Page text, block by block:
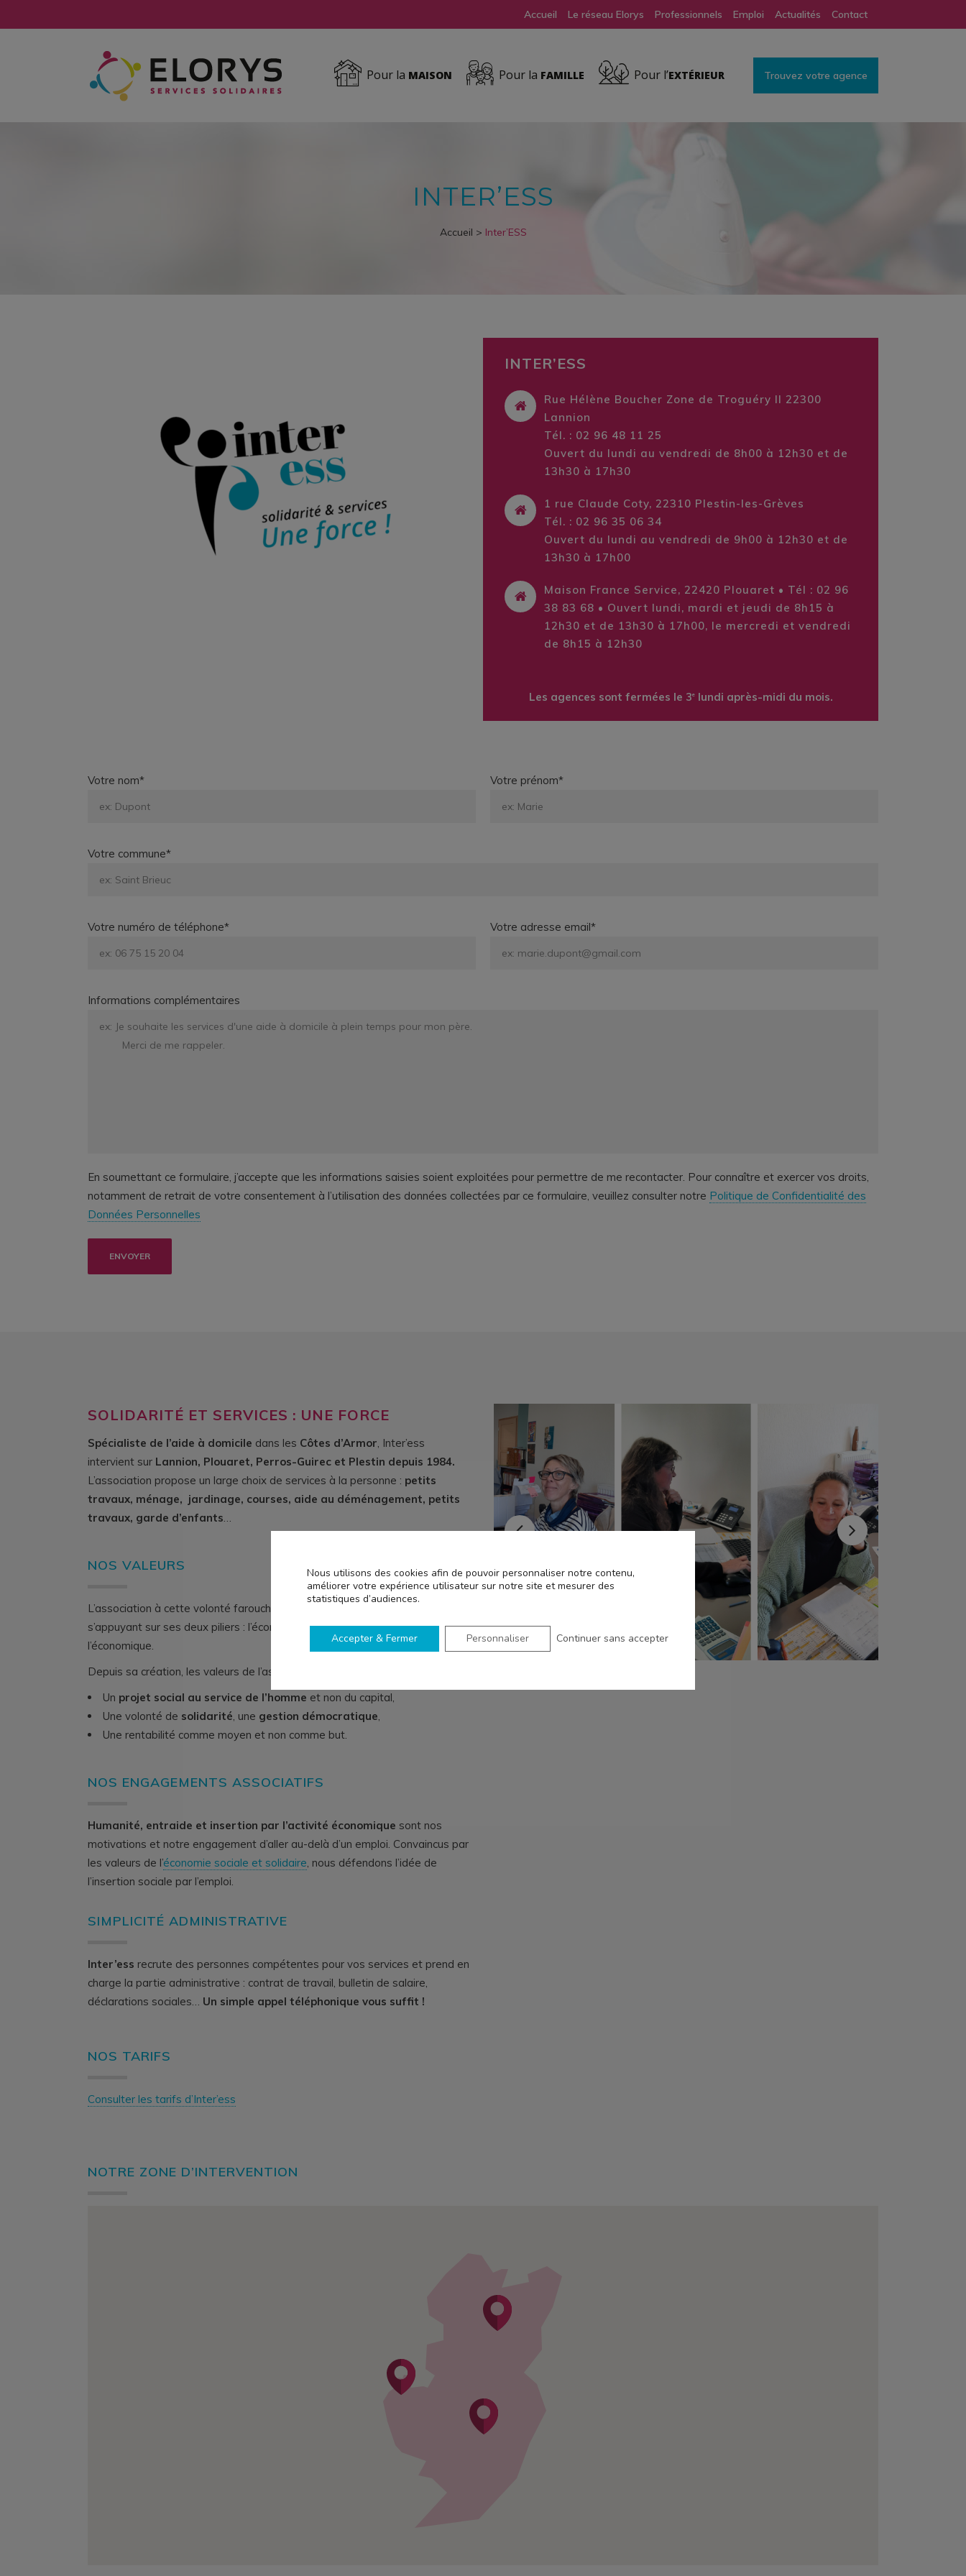
Accueil Le réseau Elorys Professionnels Emploi Actualités Contact
Pour la MAISON Pour la FAMILLE Pour l’EXTÉRIEUR
INTER’ESS
Accueil > Inter’ESS
INTER’ESS
Rue Hélène Boucher Zone de Troguéry II 22300
Lannion
Tél. : 02 96 48 11 25
Ouvert du lundi au vendredi de 8h00 à 12h30 et de
13h30 à 17h30
1 rue Claude Coty, 22310 Plestin-les-Grèves
Tél. : 02 96 35 06 34
Ouvert du lundi au vendredi de 9h00 à 12h30 et de
13h30 à 17h00
Maison France Service, 22420 Plouaret • Tél : 02 96
38 83 68 • Ouvert lundi, mardi et jeudi de 8h15 à
12h30 et de 13h30 à 17h00, le mercredi et vendredi
de 8h15 à 12h30
Les agences sont fermées le 3elundi après-midi du mois.
Votre nom* Votre prénom*
Votre commune*
Votre numéro de téléphone* Votre adresse email*
Informations complémentaires
En soumettant ce formulaire, j’accepte que les informations saisies soient exploitées pour permettre de me recontacter. Pour connaître et exercer vos droits,
notamment de retrait de votre consentement à l’utilisation des données collectées par ce formulaire, veuillez consulter notre Politique de Confidentialité des
Données Personnelles
SOLIDARITÉ ET SERVICES : UNE FORCE
Spécialiste de l’aide à domicile dans les Côtes d’Armor, Inter’ess
intervient sur Lannion, Plouaret, Perros-Guirec et Plestin depuis 1984.
L’association propose un large choix de services à la personne : petits
travaux, ménage, jardinage, courses, aide au déménagement, petits
travaux, garde d’enfants…
NOS VALEURS
L’association à cette volonté farouche de poursuivre son action en
s’appuyant sur ses deux piliers : l’économique et le social, le social et
l’économique.
Depuis sa création, les valeurs de l’association restent intactes :
Un projet social au service de l’homme et non du capital,
Une volonté de solidarité, une gestion démocratique,
Une rentabilité comme moyen et non comme but.
NOS ENGAGEMENTS ASSOCIATIFS
Humanité, entraide et insertion par l’activité économique sont nos
motivations et notre engagement d’aller au-delà d’un emploi. Convaincus par
les valeurs de l’économie sociale et solidaire, nous défendons l’idée de
l’insertion sociale par l’emploi.
SIMPLICITÉ ADMINISTRATIVE
Inter’ess recrute des personnes compétentes pour vos services et prend en
charge la partie administrative : contrat de travail, bulletin de salaire,
déclarations sociales… Un simple appel téléphonique vous suffit !
NOS TARIFS
Consulter les tarifs d’Inter’ess
NOTRE ZONE D’INTERVENTION
Nous utilisons des cookies afin de pouvoir personnaliser notre contenu,
améliorer votre expérience utilisateur sur notre site et mesurer des
statistiques d’audiences.
Accepter & Fermer Continuer sans accepter
Personnaliser